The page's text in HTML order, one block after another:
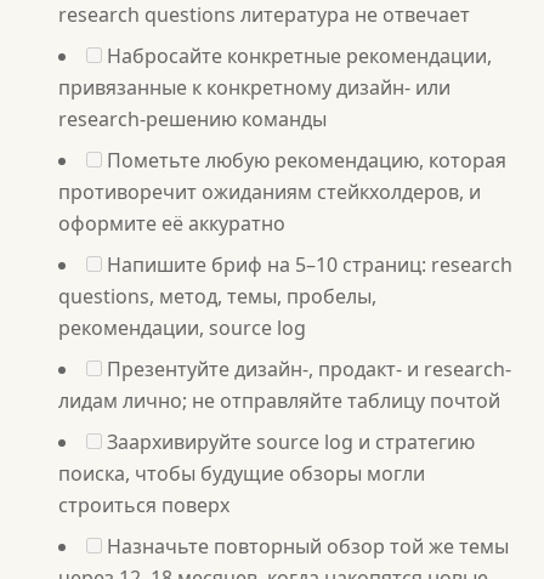
research questions литература не отвечает
Набросайте конкретные рекомендации,
привязанные к конкретному дизайн- или
research-решению команды
Пометьте любую рекомендацию, которая
противоречит ожиданиям стейкхолдеров, и
оформите её аккуратно
Напишите бриф на 5–10 страниц: research
questions, метод, темы, пробелы,
рекомендации, source log
Презентуйте дизайн-, продакт- и research-
лидам лично; не отправляйте таблицу почтой
Заархивируйте source log и стратегию
поиска, чтобы будущие обзоры могли
строиться поверх
Назначьте повторный обзор той же темы